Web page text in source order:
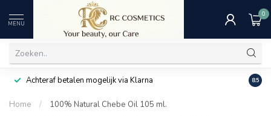
MENU
0
Achteraf betalen mogelijk via Klarna 8.5
Home / 100% Natural Chebe Oil 105 ml.